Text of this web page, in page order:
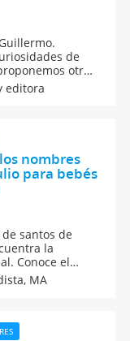
de
otros
o
aún no te
editora
nombres
para bebés
santos de
la
Conoce el
que se
para futuros
MA